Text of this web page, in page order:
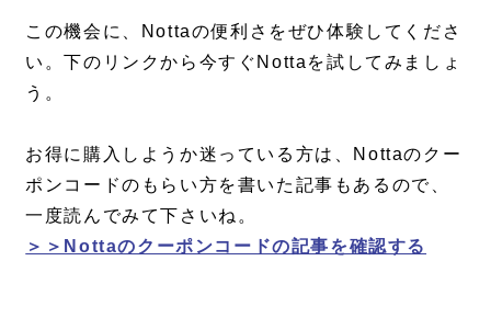
この機会に、Nottaの便利さをぜひ体験してくださ
い。下のリンクから今すぐNottaを試してみましょ
う。
お得に購入しようか迷っている方は、Nottaのクー
ポンコードのもらい方を書いた記事もあるので、
一度読んでみて下さいね。
＞＞Nottaのクーポンコードの記事を確認する